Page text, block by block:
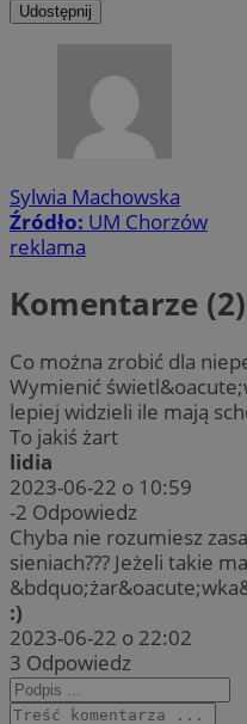
Udostępnij
Sylwia Machowska
Źródło: UM Chorzów
reklama
Komentarze (2)
Co można zrobić dla
Wymienić
lepiej widzieli ile mają
To jakiś żart
lidia
2023-06-22 o 10:59
-2 Odpowiedz
Chyba nie rozumiesz
sieniach??? Jeżeli takie
:)
2023-06-22 o 22:02
3 Odpowiedz